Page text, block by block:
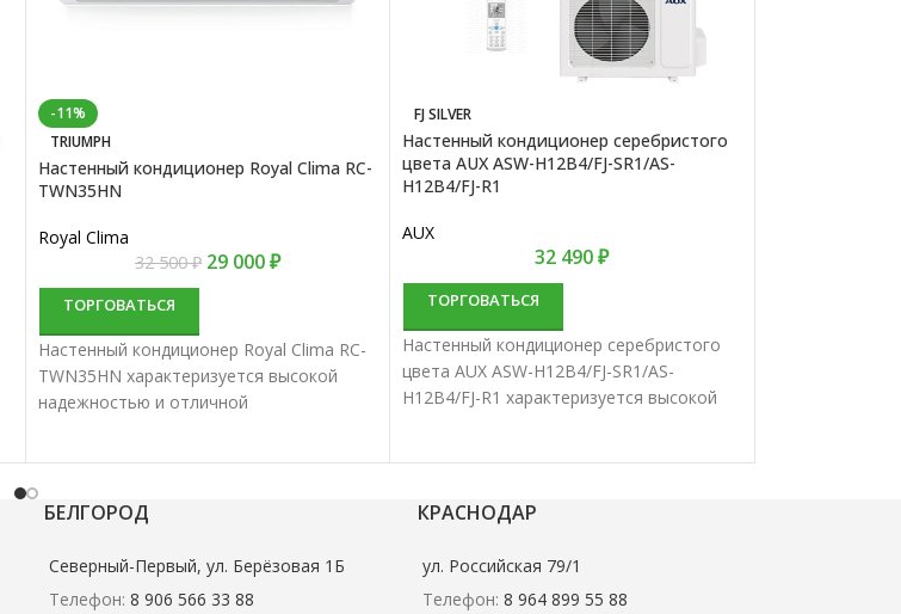
-11%
TRIUMPH
Настенный кондиционер Royal Clima RC-
TWN35HN
Royal Clima
32 500₽ 29 000₽
ТОРГОВАТЬСЯ
Настенный кондиционер Royal Clima RC-
TWN35HN характеризуется высокой
надежностью и отличной
средних помещений.
FJ SILVER
Настенный кондиционер серебристого
цвета AUX ASW-H12B4/FJ-SR1/AS-
H12B4/FJ-R1
AUX
32 490₽
ТОРГОВАТЬСЯ
Настенный кондиционер серебристого
цвета AUX ASW-H12B4/FJ-SR1/AS-
H12B4/FJ-R1 характеризуется высокой
для кондиционирования небольших и
средних помещений.
БЕЛГОРОД
Северный-Первый, ул. Берёзовая 1Б
Телефон: 8 906 566 33 88
КРАСНОДАР
ул. Российская 79/1
Телефон: 8 964 899 55 88